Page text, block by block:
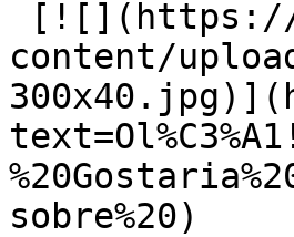
content/
sobre%20)